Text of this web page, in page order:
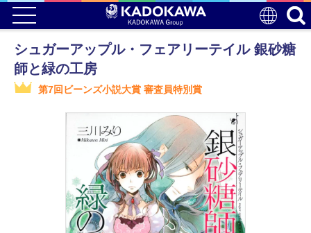
シュガーアップル・フェアリーテイル 銀砂糖
師と緑の工房
第7回ビーンズ小説大賞 審査員特別賞